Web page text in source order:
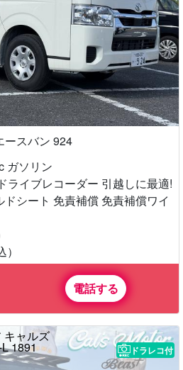
ースバン 924
ガソリン
ライブレコーダー 引越しに最適!
シート 免責補償 免責補償ワイ
電話する
キャルズ
1891 ドラレコ付